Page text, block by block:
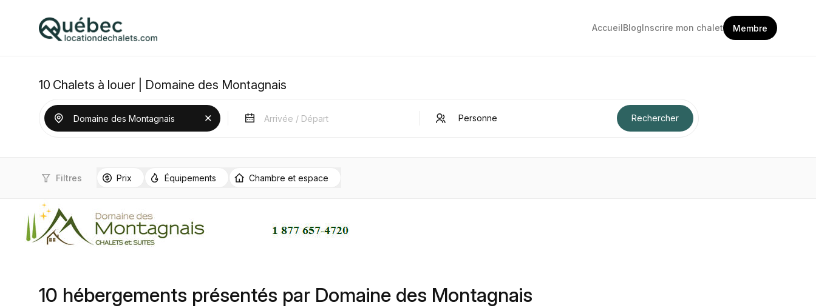
AccueilBlogInscrire mon chalet Membre
10 Chalets à louer | Domaine des Montagnais
Filtres Prix Équipements Chambre et espace
10 hébergements présentés par Domaine des Montagnais